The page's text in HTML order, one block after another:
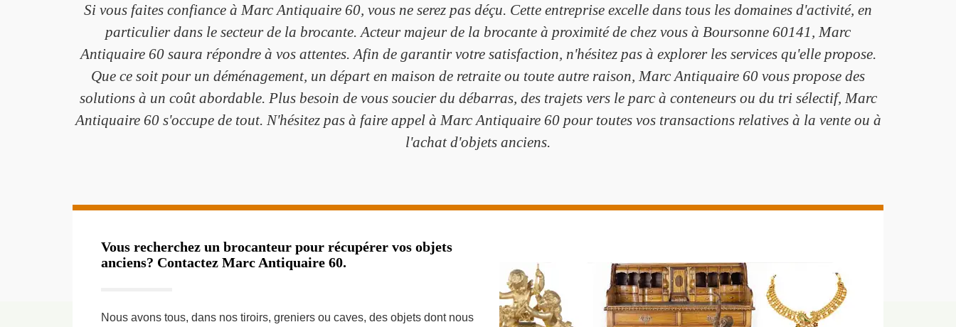
Si vous faites confiance à Marc Antiquaire 60, vous ne serez pas déçu. Cette entreprise excelle dans tous les domaines d'activité, en
particulier dans le secteur de la brocante. Acteur majeur de la brocante à proximité de chez vous à Boursonne 60141, Marc
Antiquaire 60 saura répondre à vos attentes. Afin de garantir votre satisfaction, n'hésitez pas à explorer les services qu'elle propose.
Que ce soit pour un déménagement, un départ en maison de retraite ou toute autre raison, Marc Antiquaire 60 vous propose des
solutions à un coût abordable. Plus besoin de vous soucier du débarras, des trajets vers le parc à conteneurs ou du tri sélectif, Marc
Antiquaire 60 s'occupe de tout. N'hésitez pas à faire appel à Marc Antiquaire 60 pour toutes vos transactions relatives à la vente ou à
l'achat d'objets anciens.
Vous recherchez un brocanteur pour récupérer vos objets
anciens? Contactez Marc Antiquaire 60.
Nous avons tous, dans nos tiroirs, greniers ou caves, des objets dont nous